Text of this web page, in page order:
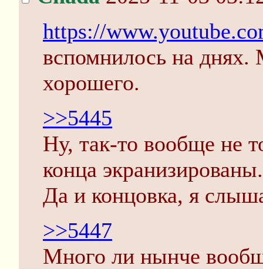
https://
вспомнилось на днях.
хорошего.
>>5445
Ну, так-то вообще не
конца
Да и концовка, я
>>5447
Много ли нынче